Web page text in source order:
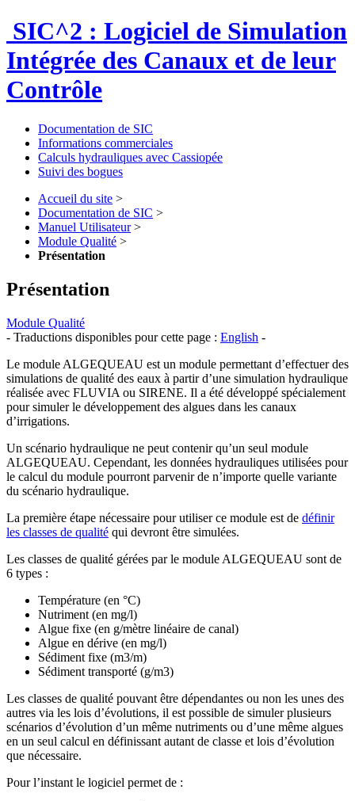
SIC^2 : Logiciel de Simulation
Intégrée des Canaux et de leur
Contrôle
Documentation de SIC
Informations commerciales
Calculs hydrauliques avec Cassiopée
Suivi des bogues
Accueil du site >
Documentation de SIC >
Manuel Utilisateur >
Module Qualité >
Présentation
Présentation
Module Qualité
- Traductions disponibles pour cette page : English -
Le module ALGEQUEAU est un module permettant d’effectuer des
simulations de qualité des eaux à partir d’une simulation hydraulique
réalisée avec FLUVIA ou SIRENE. Il a été développé spécialement
pour simuler le développement des algues dans les canaux
d’irrigations.
Un scénario hydraulique ne peut contenir qu’un seul module
ALGEQUEAU. Cependant, les données hydrauliques utilisées pour
le calcul du module pourront parvenir de n’importe quelle variante
du scénario hydraulique.
La première étape nécessaire pour utiliser ce module est de définir
les classes de qualité qui devront être simulées.
Les classes de qualité gérées par le module ALGEQUEAU sont de
6 types :
Température (en °C)
Nutriment (en mg/l)
Algue fixe (en g/mètre linéaire de canal)
Algue en dérive (en mg/l)
Sédiment fixe (m3/m)
Sédiment transporté (g/m3)
Les classes de qualité pouvant être dépendantes ou non les unes des
autres via les lois d’évolutions, il est possible de simuler plusieurs
scénarios d’évolution d’un même nutriments ou d’une même algues
en un seul calcul en définissant autant de classe et lois d’évolution
que nécessaire.
Pour l’instant le logiciel permet de :